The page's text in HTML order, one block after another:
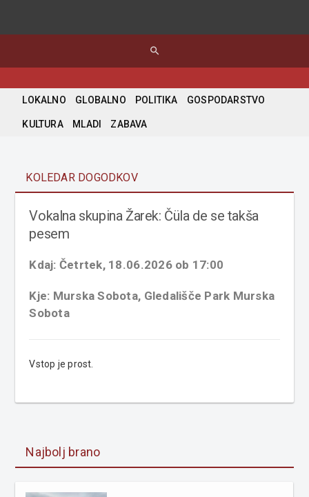
search
LOKALNO GLOBALNO POLITIKA GOSPODARSTVO
KULTURA MLADI ZABAVA
KOLEDAR DOGODKOV
Vokalna skupina Žarek: Čüla de se takša
pesem
Kdaj: Četrtek, 18.06.2026 ob 17:00
Kje: Murska Sobota, Gledališče Park Murska
Sobota
Vstop je prost.
Najbolj brano